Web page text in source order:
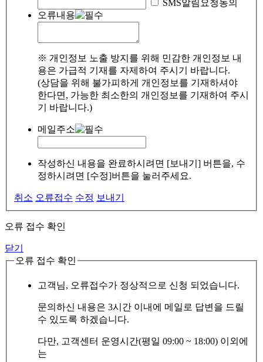
SMS알림요청동의
오류내용
※ 개인정보 노출 방지를 위해 민감한 개인정보 내
용은 가급적 기재를 자제하여 주시기 바랍니다.
(상담을 위해 불가피하게 개인정보를 기재하셔야
한다면, 가능한 최소한의 개인정보를 기재하여 주시
기 바랍니다.)
메일주소
작성하신 내용을 완료하시려면 [보내기] 버튼을, 수
정하시려면 [수정]버튼을 눌러주세요.
취소 오류접수 수정 보내기
오류 접수 확인
닫기
오류 접수 확인
고객님, 오류접수가 정상적으로 신청 되었습니다.
문의하신 내용은 3시간 이내에 메일로 답변을 드릴
수 있도록 하겠습니다.
다만, 고객센터 운영시간(평일 09:00 ~ 18:00) 이외에
는